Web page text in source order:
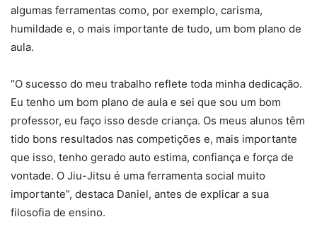
algumas ferramentas como, por exemplo, carisma,
humildade e, o mais importante de tudo, um bom plano de
aula.
“O sucesso do meu trabalho reflete toda minha dedicação.
Eu tenho um bom plano de aula e sei que sou um bom
professor, eu faço isso desde criança. Os meus alunos têm
tido bons resultados nas competições e, mais importante
que isso, tenho gerado auto estima, confiança e força de
vontade. O Jiu-Jitsu é uma ferramenta social muito
importante”, destaca Daniel, antes de explicar a sua
filosofia de ensino.